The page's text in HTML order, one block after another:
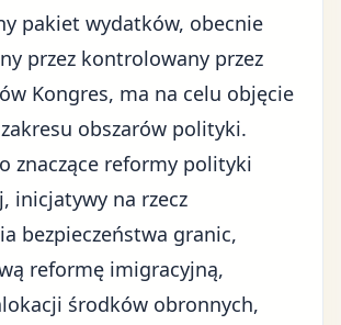
pakiet wydatków, obecnie
przez kontrolowany przez
Kongres, ma na celu objęcie
obszarów polityki.
znaczące reformy polityki
inicjatywy na rzecz
bezpieczeństwa granic,
reformę imigracyjną,
środków obronnych,